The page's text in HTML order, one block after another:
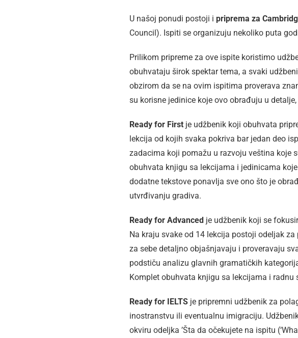
U našoj ponudi postoji i priprema za
Council). Ispiti se organizuju nekoliko puta
Prilikom pripreme za ove ispite koristimo
obuhvataju širok spektar tema, a svaki
obzirom da se na ovim ispitima proverava
su korisne jedinice koje ovo obrađuju u
Ready for Firstje udžbenik koji obuhvata
lekcija od kojih svaka pokriva bar jedan deo
zadacima koji pomažu u razvoju veština koje
obuhvata knjigu sa lekcijama i jedinicama
dodatne tekstove ponavlja sve ono što je
utvrđivanju gradiva.
Ready for Advancedje udžbenik koji se
Na kraju svake od 14 lekcija postoji odeljak
za sebe detaljno objašnjavaju i proveravaju
podstiču analizu glavnih gramatičkih
Komplet obuhvata knjigu sa lekcijama i
Ready for IELTSje pripremni udžbenik za
inostranstvu ili eventualnu imigraciju.
okviru odeljka ’Šta da očekujete na ispitu